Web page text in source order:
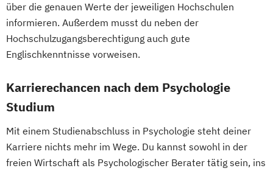
über die genauen Werte der jeweiligen Hochschulen
informieren. Außerdem musst du neben der
Hochschulzugangsberechtigung auch gute
Englischkenntnisse vorweisen.
Karrierechancen nach dem Psychologie
Studium
Mit einem Studienabschluss in Psychologie steht deiner
Karriere nichts mehr im Wege. Du kannst sowohl in der
freien Wirtschaft als Psychologischer Berater tätig sein, ins